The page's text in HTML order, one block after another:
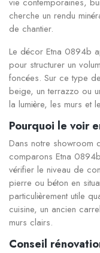
cherche un rendu
de chantier.
Le décor Etna 0894b
pour structurer un
foncées. Sur ce type
beige, un terrazzo ou
la lumière, les murs et
Pourquoi le voir
Dans notre showroom
comparons Etna
vérifier le niveau de
pierre ou béton en
particulièrement utile
cuisine, un ancien
murs clairs.
Conseil